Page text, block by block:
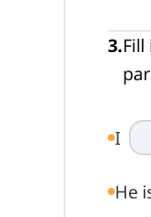
3.
I
He